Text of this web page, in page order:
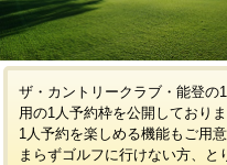
ザ・カントリークラブ・能登の
用の1人予約枠を公開しておりま
1人予約を楽しめる機能もご用
まらずゴルフに行けない方、